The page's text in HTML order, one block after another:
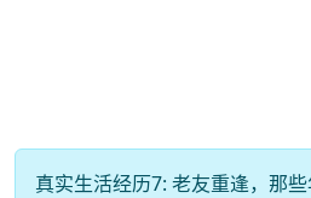
真实生活经历7: 老友重逢，那